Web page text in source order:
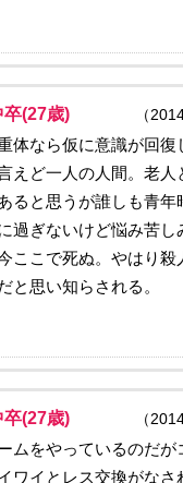
卒(27歳) （
体なら仮に意識が回
えど一人の人間。老人
ると思うが誰しも青年
過ぎないけど悩み苦し
ここで死ぬ。やはり殺
と思い知らされる。
卒(27歳) （
ムをやっているのだが
ワイとレス交換がなさ